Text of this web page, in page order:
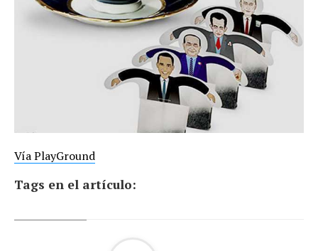
Vía PlayGround
Tags en el artículo: